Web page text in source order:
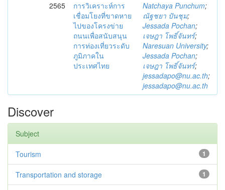
2565
การวิเคราะห์การ
เชื่อมโยงที่ขาดหาย
ไปของโครงข่าย
ถนนเพื่อสนับสนุน
การท่องเที่ยวระดับ
ภูมิภาคใน
ประเทศไทย
Natchaya Punchum;
ณัฐชยา ปันชุม;
Jessada Pochan;
เจษฎา โพธิ์จันทร์;
Naresuan University;
Jessada Pochan;
เจษฎา โพธิ์จันทร์;
jessadapo@nu.ac.th;
jessadapo@nu.ac.th
Discover
Subject
1
Tourism
1
Transportation and storage